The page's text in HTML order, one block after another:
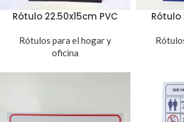
Rótulo 22.50x15cm PVC
Rótulos para el hogar y
oficina
Rótulo